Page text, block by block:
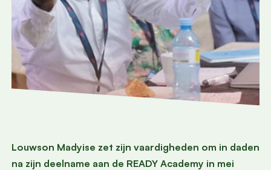
Louwson Madyise zet zijn vaardigheden om in daden
na zijn deelname aan de READY Academy in mei